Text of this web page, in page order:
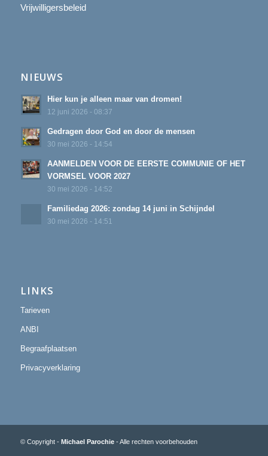
Vrijwilligersbeleid
NIEUWS
Hier kun je alleen maar van dromen!
12 juni 2026 - 08:37
Gedragen door God en door de mensen
30 mei 2026 - 14:54
AANMELDEN VOOR DE EERSTE COMMUNIE OF HET
VORMSEL VOOR 2027
30 mei 2026 - 14:52
Familiedag 2026: zondag 14 juni in Schijndel
30 mei 2026 - 14:51
LINKS
Tarieven
ANBI
Begraafplaatsen
Privacyverklaring
© Copyright - Michael Parochie- Alle rechten voorbehouden